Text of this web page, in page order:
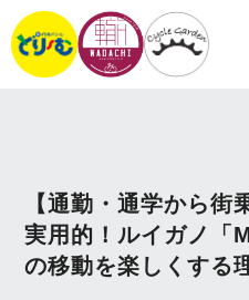
【通勤・通学から
実用的！ルイガノ「
の移動を楽しくする